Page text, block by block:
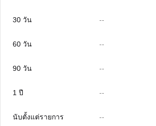
30 วัน --
60 วัน --
90 วัน --
1 ปี --
นับตั้งแต่รายการ --